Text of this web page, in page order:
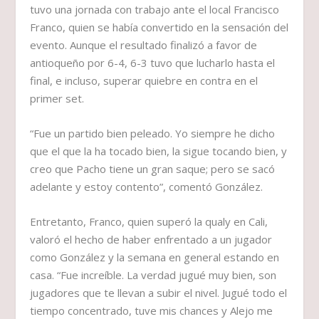
tuvo una jornada con trabajo ante el local Francisco
Franco, quien se había convertido en la sensación del
evento. Aunque el resultado finalizó a favor de
antioqueño por 6-4, 6-3 tuvo que lucharlo hasta el
final, e incluso, superar quiebre en contra en el
primer set.
“Fue un partido bien peleado. Yo siempre he dicho
que el que la ha tocado bien, la sigue tocando bien, y
creo que Pacho tiene un gran saque; pero se sacó
adelante y estoy contento”, comentó González.
Entretanto, Franco, quien superó la qualy en Cali,
valoró el hecho de haber enfrentado a un jugador
como González y la semana en general estando en
casa. “Fue increíble. La verdad jugué muy bien, son
jugadores que te llevan a subir el nivel. Jugué todo el
tiempo concentrado, tuve mis chances y Alejo me